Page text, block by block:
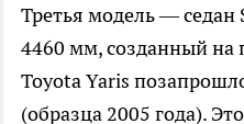
Третья модель — седан
4460 мм, созданный на
Toyota Yaris
(образца 2005 года).